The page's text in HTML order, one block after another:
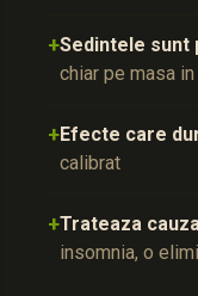
+Sedintele sunt
chiar pe masa
+Efecte care
calibrat
+Trateaza
insomnia, o